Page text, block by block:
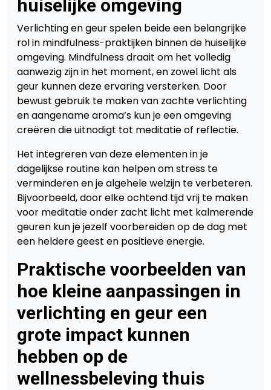
huiselijke omgeving
Verlichting en geur spelen beide een belangrijke
rol in mindfulness-praktijken binnen de huiselijke
omgeving. Mindfulness draait om het volledig
aanwezig zijn in het moment, en zowel licht als
geur kunnen deze ervaring versterken. Door
bewust gebruik te maken van zachte verlichting
en aangename aroma’s kun je een omgeving
creëren die uitnodigt tot meditatie of reflectie.
Het integreren van deze elementen in je
dagelijkse routine kan helpen om stress te
verminderen en je algehele welzijn te verbeteren.
Bijvoorbeeld, door elke ochtend tijd vrij te maken
voor meditatie onder zacht licht met kalmerende
geuren kun je jezelf voorbereiden op de dag met
een heldere geest en positieve energie.
Praktische voorbeelden van
hoe kleine aanpassingen in
verlichting en geur een
grote impact kunnen
hebben op de
wellnessbeleving thuis